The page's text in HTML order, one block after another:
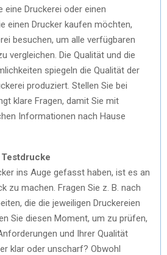
eine Druckerei oder einen
einen Drucker kaufen möchten,
besuchen, um alle verfügbaren
vergleichen. Die Qualität und die
spiegeln die Qualität der
produziert. Stellen Sie bei
klare Fragen, damit Sie mit
Informationen nach Hause
ins Auge gefasst haben, ist es an
zu machen. Fragen Sie z. B. nach
die die jeweiligen Druckereien
Sie diesen Moment, um zu prüfen,
und Ihrer Qualität
klar oder unscharf? Obwohl